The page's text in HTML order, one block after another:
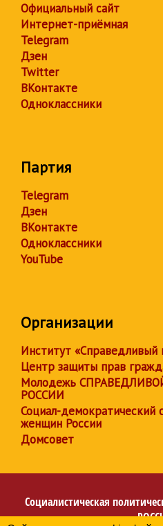
Официальный сайт
Интернет-приёмная
Telegram
Дзен
Twitter
ВКонтакте
Одноклассники
Партия
Telegram
Дзен
ВКонтакте
Одноклассники
YouTube
Организации
Институт «Справедливый
Центр защиты прав
Молодежь
РОССИИ
Социал-демократический
женщин России
Домсовет
Социалистическая